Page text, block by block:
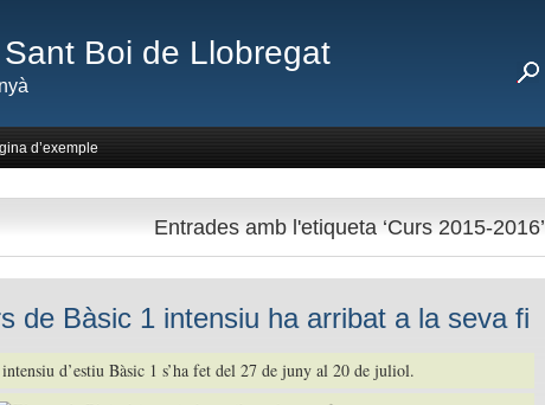
Boi de Llobregat
d’exemple
Entrades amb l'etiqueta ‘Curs 2015-2016’
de Bàsic 1 intensiu ha arribat a la seva fi
d’estiu Bàsic 1 s’ha fet del 27 de juny al 20 de juliol.